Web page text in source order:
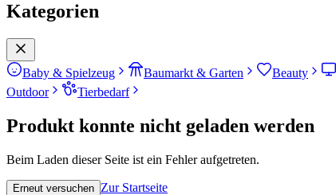
Kategorien
Baby & Spielzeug Baumarkt & Garten Beauty
Outdoor
Tierbedarf
Produkt konnte nicht geladen werden
Beim Laden dieser Seite ist ein Fehler aufgetreten.
Erneut versuchen Zur Startseite